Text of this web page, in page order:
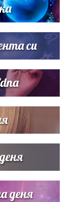
и двете
си
деня